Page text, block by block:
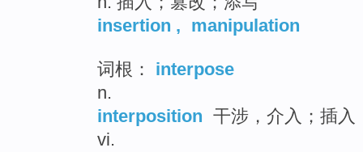
insertion , manipulation
词根： interpose
n.
interposition 干涉，介入；插入
vi.